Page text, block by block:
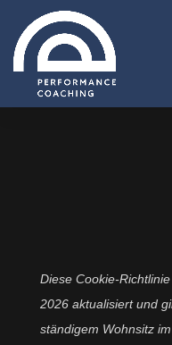
Diese Cookie-
2026 aktualisiert und
ständigem Wohnsitz